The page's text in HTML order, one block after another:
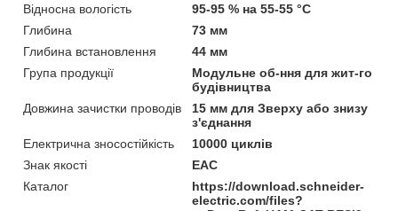
Відносна вологість
95-95 % на 55-55 °C
Глибина
73 мм
Глибина встановлення
44 мм
Група продукції
Модульне об-ння для жит-го
будівництва
Довжина зачистки проводів
15 мм для Зверху або знизу
з'єднання
Електрична зносостійкість
10000 циклів
Знак якості
EAC
Каталог
https://download.schneider-
electric.com/files?